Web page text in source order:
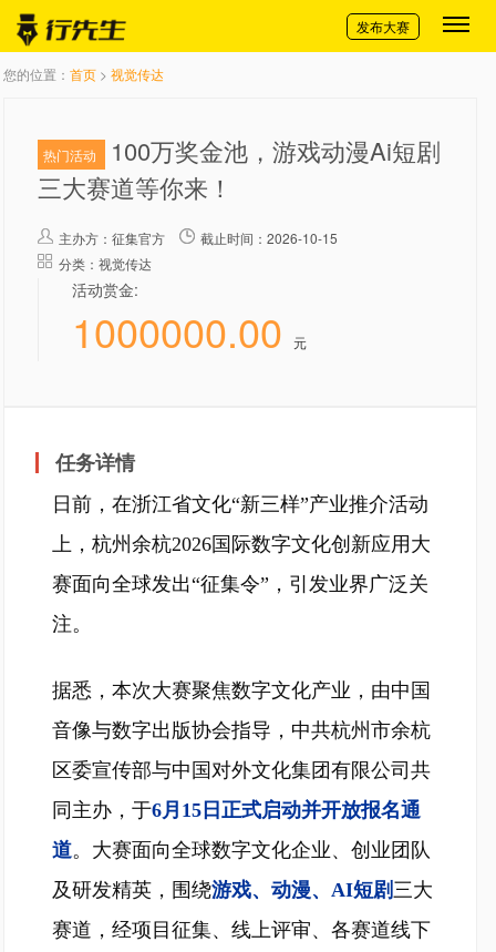
切换导航
发布大赛
您的位置： 首页 > 视觉传达
热门活动
100万奖金池，游戏动漫Ai短剧
三大赛道等你来！
主办方： 征集官方
截止时间：2026-10-15
分类：视觉传达
活动赏金:
1000000.00 元
任务详情
日前，在浙江省文化“新三样”产业推介活动
上，杭州余杭2026国际数字文化创新应用大
赛面向全球发出“征集令”，引发业界广泛关
注。
据悉，本次大赛聚焦数字文化产业，由中国
音像与数字出版协会指导，中共杭州市余杭
区委宣传部与中国对外文化集团有限公司共
同主办，于6月15日正式启动并开放报名通
道。大赛面向全球数字文化企业、创业团队
及研发精英，围绕游戏、动漫、AI短剧三大
赛道，经项目征集、线上评审、各赛道线下